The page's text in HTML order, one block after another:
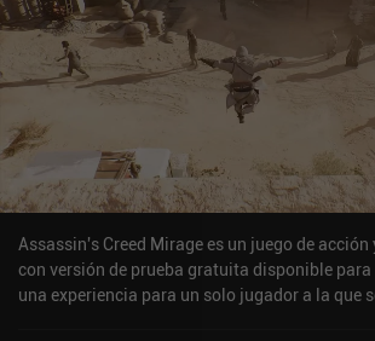
Assassin's Creed Mirage es un juego de acción
con versión de prueba gratuita disponible para
una experiencia para un solo jugador a la que